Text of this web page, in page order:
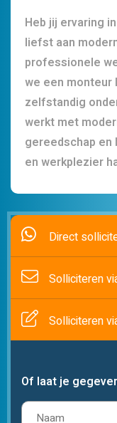
Heb jij ervaring
liefst aan
professionele
we een
zelfstandig
werkt met
gereedschap en
en werkplezier
Direct
Solliciteren
Solliciteren
Of laat je
Naam